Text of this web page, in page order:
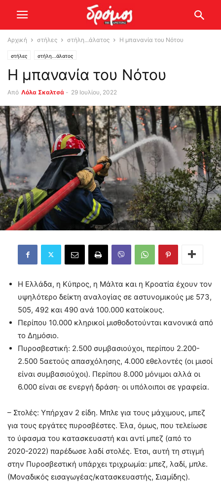
Αρχική στήλες στήλη...άλατος Η μπανανία του Νότου
στήλες στήλη...άλατος
Η μπανανία του Νότου
Από Λόλα Σκαλτσά - 29 Ιουλίου, 2022
Η Ελλάδα, η Κύπρος, η Μάλτα και η Κροατία έχουν τον
υψηλότερο δείκτη αναλογίας σε αστυνομικούς με 573,
505, 492 και 490 ανά 100.000 κατοίκους.
Περίπου 10.000 κληρικοί μισθοδοτούνται κανονικά από
το Δημόσιο.
Πυροσβεστική: 2.500 συμβασιούχοι, περίπου 2.200-
2.500 5αετούς απασχόλησης, 4.000 εθελοντές (οι μισοί
είναι συμβασιούχοι). Περίπου 8.000 μόνιμοι αλλά οι
6.000 είναι σε ενεργή δράση· οι υπόλοιποι σε γραφεία.
– Στολές: Υπήρχαν 2 είδη. Μπλε για τους μάχιμους, μπεζ
για τους εργάτες πυροσβέστες. Έλα, όμως, που τελείωσε
το ύφασμα του κατασκευαστή και αντί μπεζ (από το
2020-2022) παρέδωσε λαδί στολές. Έτσι, αυτή τη στιγμή
στην Πυροσβεστική υπάρχει τριχρωμία: μπεζ, λαδί, μπλε.
(Μοναδικός εισαγωγέας/κατασκευαστής, Σιαμίδης).